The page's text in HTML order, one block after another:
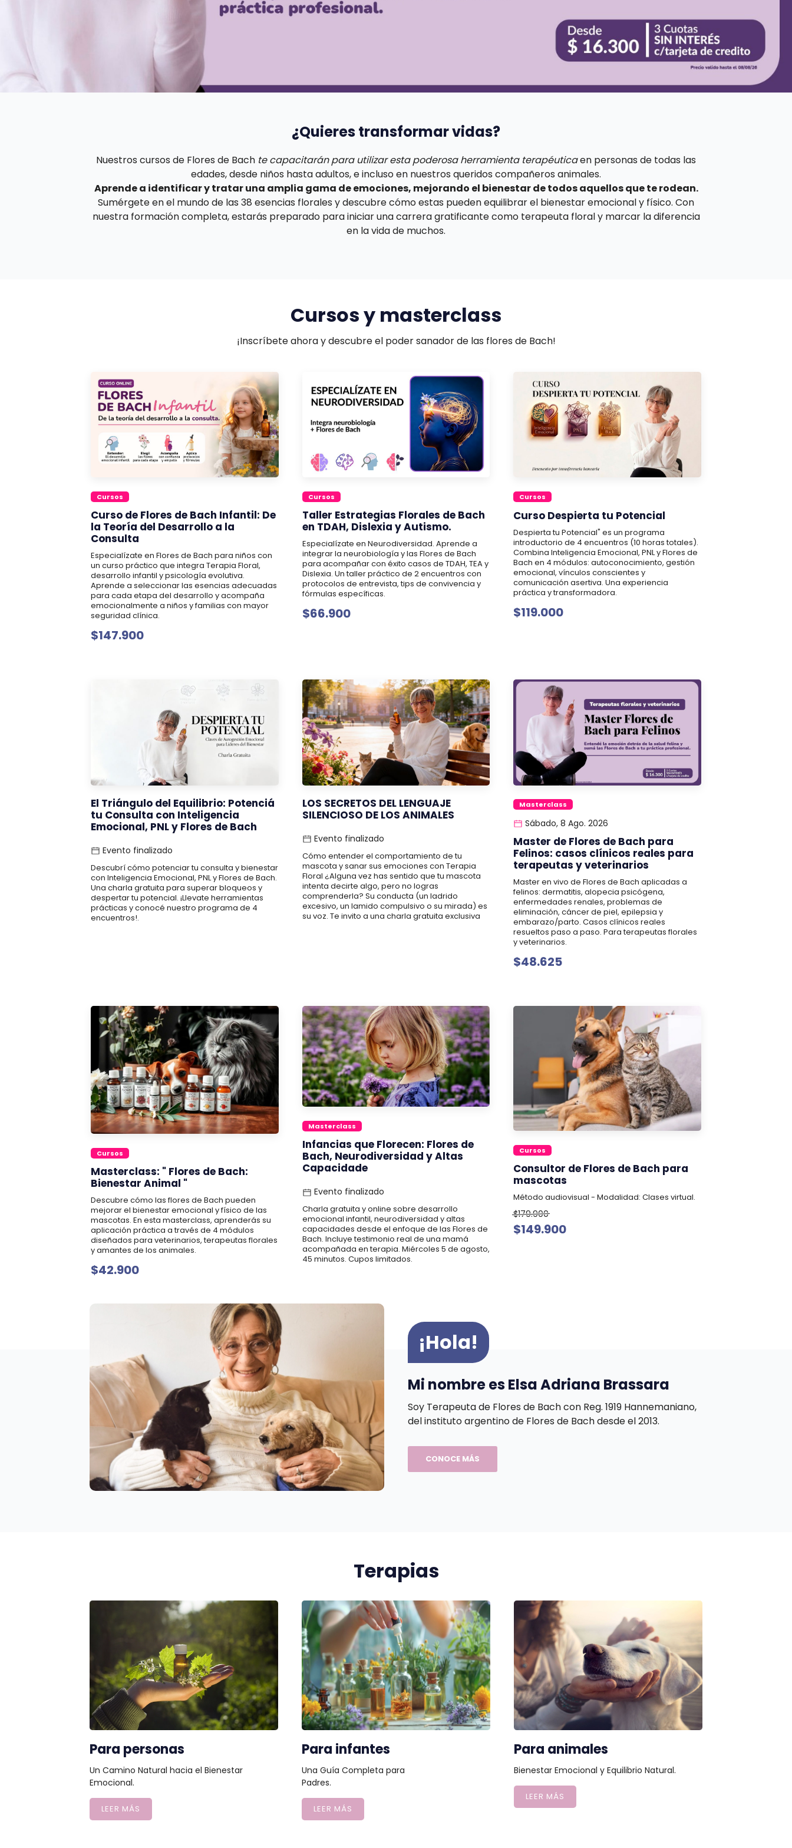
¿Quieres transformar vidas?
Nuestros cursos de Flores de Bach te capacitarán para utilizar esta poderosa herramienta terapéuticaen personas de todas las
edades, desde niños hasta adultos, e incluso en nuestros queridos compañeros animales.
Aprende a identificar y tratar una amplia gama de emociones, mejorando el bienestar de todos aquellos que te rodean.
Sumérgete en el mundo de las 38 esencias florales y descubre cómo estas pueden equilibrar el bienestar emocional y físico. Con
nuestra formación completa, estarás preparado para iniciar una carrera gratificante como terapeuta floral y marcar la diferencia
en la vida de muchos.
Cursos y masterclass
¡Inscríbete ahora y descubre el poder sanador de las flores de Bach!
Cursos
Curso de Flores de Bach Infantil: De
la Teoría del Desarrollo a la
Consulta
Especialízate en Flores de Bach para niños con
un curso práctico que integra Terapia Floral,
desarrollo infantil y psicología evolutiva.
Aprende a seleccionar las esencias adecuadas
para cada etapa del desarrollo y acompaña
emocionalmente a niños y familias con mayor
seguridad clínica.
$147.900
Cursos
Taller Estrategias Florales de Bach
en TDAH, Dislexia y Autismo.
Especialízate en Neurodiversidad. Aprende a
integrar la neurobiología y las Flores de Bach
para acompañar con éxito casos de TDAH, TEA y
Dislexia. Un taller práctico de 2 encuentros con
protocolos de entrevista, tips de convivencia y
fórmulas específicas.
$66.900
Cursos
Curso Despierta tu Potencial
Despierta tu Potencial" es un programa
introductorio de 4 encuentros (10 horas totales).
Combina Inteligencia Emocional, PNL y Flores de
Bach en 4 módulos: autoconocimiento, gestión
emocional, vínculos conscientes y
comunicación asertiva. Una experiencia
práctica y transformadora.
$119.000
El Triángulo del Equilibrio: Potenciá
tu Consulta con Inteligencia
Emocional, PNL y Flores de Bach
Evento finalizado
Descubrí cómo potenciar tu consulta y bienestar
con Inteligencia Emocional, PNL y Flores de Bach.
Una charla gratuita para superar bloqueos y
despertar tu potencial. ¡Llevate herramientas
prácticas y conocé nuestro programa de 4
encuentros!.
LOS SECRETOS DEL LENGUAJE
SILENCIOSO DE LOS ANIMALES
Evento finalizado
Cómo entender el comportamiento de tu
mascota y sanar sus emociones con Terapia
Floral ¿Alguna vez has sentido que tu mascota
intenta decirte algo, pero no logras
comprenderla? Su conducta (un ladrido
excesivo, un lamido compulsivo o su mirada) es
su voz. Te invito a una charla gratuita exclusiva
Masterclass
Sábado, 8 Ago. 2026
Master de Flores de Bach para
Felinos: casos clínicos reales para
terapeutas y veterinarios
Master en vivo de Flores de Bach aplicadas a
felinos: dermatitis, alopecia psicógena,
enfermedades renales, problemas de
eliminación, cáncer de piel, epilepsia y
embarazo/parto. Casos clínicos reales
resueltos paso a paso. Para terapeutas florales
y veterinarios.
$48.625
Cursos
Masterclass: " Flores de Bach:
Bienestar Animal "
Descubre cómo las flores de Bach pueden
mejorar el bienestar emocional y físico de las
mascotas. En esta masterclass, aprenderás su
aplicación práctica a través de 4 módulos
diseñados para veterinarios, terapeutas florales
y amantes de los animales.
$42.900
Masterclass
Infancias que Florecen: Flores de
Bach, Neurodiversidad y Altas
Capacidade
Evento finalizado
Charla gratuita y online sobre desarrollo
emocional infantil, neurodiversidad y altas
capacidades desde el enfoque de las Flores de
Bach. Incluye testimonio real de una mamá
acompañada en terapia. Miércoles 5 de agosto,
45 minutos. Cupos limitados.
Cursos
Consultor de Flores de Bach para
mascotas
Método audiovisual - Modalidad: Clases virtual.
$179.900
$149.900
¡Hola!
Mi nombre es Elsa Adriana Brassara
Soy Terapeuta de Flores de Bach con Reg. 1919 Hannemaniano,
del instituto argentino de Flores de Bach desde el 2013.
CONOCE MÁS
Terapias
Para personas
Un Camino Natural hacia el Bienestar
Emocional.
LEER MÁS
Para infantes
Una Guía Completa para
Padres.
LEER MÁS
Para animales
Bienestar Emocional y Equilibrio Natural.
LEER MÁS